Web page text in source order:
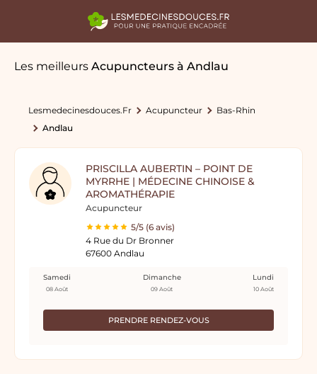
Les meilleurs Acupuncteurs à Andlau
Lesmedecinesdouces.fr Acupuncteur
Bas-Rhin
Andlau
PRISCILLA AUBERTIN – POINT DE
MYRRHE | MÉDECINE CHINOISE &
AROMATHÉRAPIE
Acupuncteur
5/5 (6 avis)
4 Rue du Dr Bronner
67600 Andlau
PRENDRE RENDEZ-VOUS
Samedi
08 Août
Dimanche
09 Août
Lundi
10 Août